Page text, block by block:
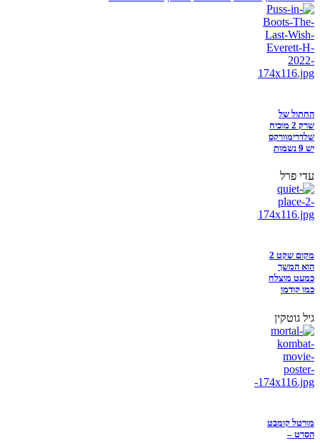
החתול של
שרק 2 מוכיח
שלדרימוורקס
יש 9 נשמות
עדי פרל
מקום שקט 2
הוא המשך
כמעט מוצלח
כמו קודמו
גיל גוטקין
מורטל קומבט
הסרט –